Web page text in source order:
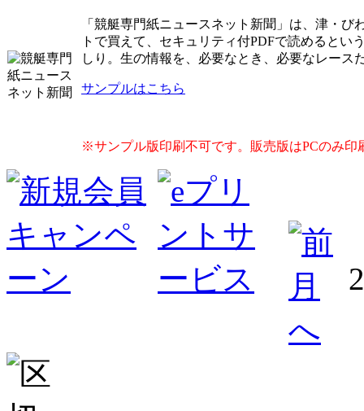
「競艇専門紙ニュースネット新聞」は、津・
トで買えて、セキュリティ付PDFで読めると
しり。生の情報を、必要なとき、必要なレース
サンプルはこちら
※サンプル版印刷不可です。販売版はPCのみ印